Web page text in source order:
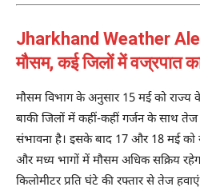
Jharkhand Weather
मौसम, कई जिलों में वज्रपात
मौसम विभाग के अनुसार 15 मई को राज्य
बाकी जिलों में कहीं-कहीं गर्जन के साथ
संभावना है। इसके बाद 17 और 18 मई को
और मध्य भागों में मौसम अधिक सक्रिय
किलोमीटर प्रति घंटे की रफ्तार से तेज